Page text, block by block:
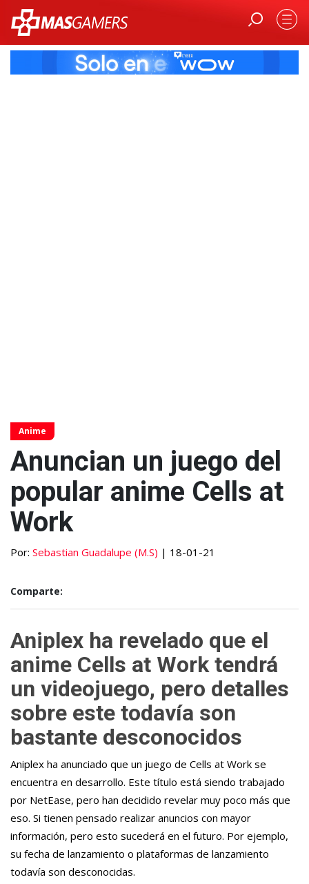
Anime
Anuncian un juego del
popular anime Cells at
Work
Por: Sebastian Guadalupe (M.S) | 18-01-21
Comparte:
Aniplex ha revelado que el
anime Cells at Work tendrá
un videojuego, pero detalles
sobre este todavía son
bastante desconocidos
Aniplex ha anunciado que un juego de Cells at Work se
encuentra en desarrollo. Este título está siendo trabajado
por NetEase, pero han decidido revelar muy poco más que
eso. Si tienen pensado realizar anuncios con mayor
información, pero esto sucederá en el futuro. Por ejemplo,
su fecha de lanzamiento o plataformas de lanzamiento
todavía son desconocidas.